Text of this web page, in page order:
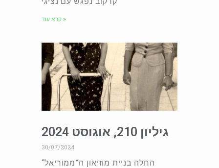
קרא עוד »
גיליון 210, אוגוסט 2024
30/07/2024
החלה בניית מוזיאון ה”ממוריאל“